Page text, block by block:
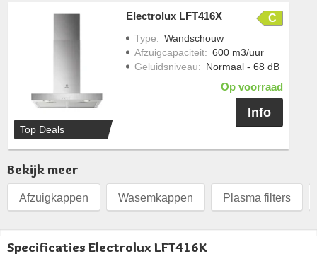
Top Deals
Electrolux LFT416X C
Type: Wandschouw
Afzuigcapaciteit: 600 m3/uur
Geluidsniveau: Normaal - 68 dB
Op voorraad
Info
Bekijk meer
Afzuigkappen Wasemkappen Plasma filters
Specificaties Electrolux LFT416K